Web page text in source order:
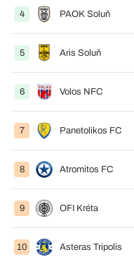
4 PAOK Soluň
5 Aris Soluň
6 Volos NFC
7 Panetolikos FC
8 Atromitos FC
9 OFI Kréta
10 Asteras Tripolis